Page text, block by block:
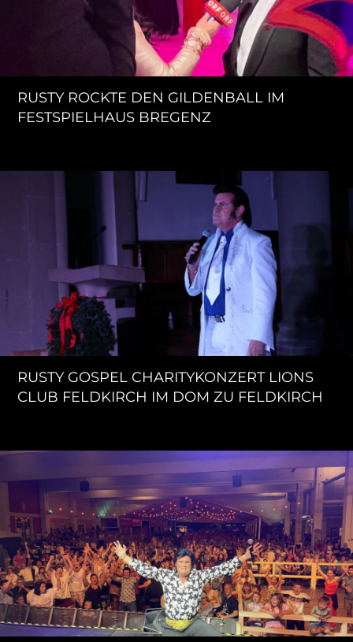
RUSTY ROCKTE DEN GILDENBALL IM
FESTSPIELHAUS BREGENZ
RUSTY GOSPEL CHARITYKONZERT LIONS
CLUB FELDKIRCH IM DOM ZU FELDKIRCH